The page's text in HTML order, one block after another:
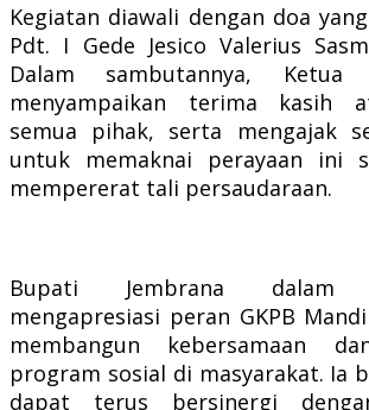
Kegiatan diawali dengan doa
Pdt. I Gede Jesico Valerius
Dalam sambutannya,
menyampaikan terima kasih
semua pihak, serta mengajak
untuk memaknai perayaan ini
mempererat tali persaudaraan.
Bupati Jembrana dalam
mengapresiasi peran GKPB
membangun kebersamaan
program sosial di masyarakat. Ia
dapat terus bersinergi